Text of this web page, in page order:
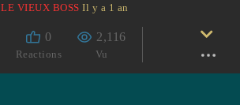
LE VIEUX BOSS Il y a 1 an
0
Reactions
2,116
Vu